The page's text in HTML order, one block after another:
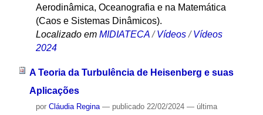
Aerodinâmica, Oceanografia e na Matemática
(Caos e Sistemas Dinâmicos).
Localizado em MIDIATECA /Vídeos /Vídeos
2024
A Teoria da Turbulência de Heisenberg e suas
Aplicações
por Cláudia Regina — publicado22/02/2024 — última